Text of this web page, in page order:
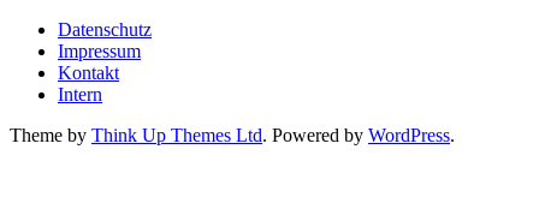
Datenschutz
Impressum
Kontakt
Intern
Theme by Think Up Themes Ltd. Powered by WordPress.